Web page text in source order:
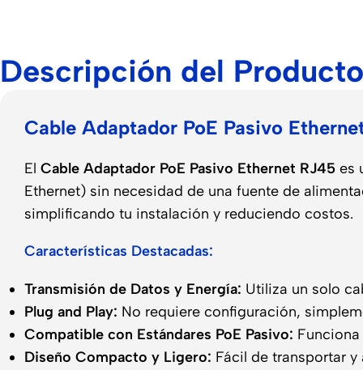
Descripción del Producto
Cable Adaptador PoE Pasivo
El Cable Adaptador PoE Pasivo Ethernet RJ45 es
Ethernet) sin necesidad de una fuente de
simplificando tu instalación y reduciendo costos.
Características Destacadas:
Transmisión de Datos y Energía: Utiliza un solo
Plug and Play: No requiere configuración,
Compatible con Estándares PoE Pasivo:
Diseño Compacto y Ligero: Fácil de transportar y